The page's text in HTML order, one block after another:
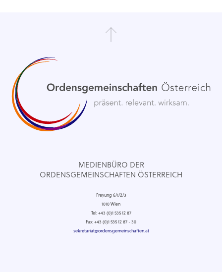
MEDIENBÜRO DER
ORDENSGEMEINSCHAFTEN ÖSTERREICH
Freyung 6/1/2/3
1010 Wien
Tel: +43 (0)1 535 12 87
Fax: +43 (0)1 535 12 87 - 30
sekretariat@ordensgemeinschaften.at